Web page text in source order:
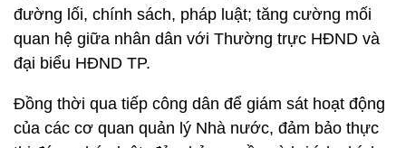
đường lối, chính sách, pháp luật; tăng cường mối
quan hệ giữa nhân dân với Thường trực HĐND và
đại biểu HĐND TP.
Đồng thời qua tiếp công dân để giám sát hoạt động
của các cơ quan quản lý Nhà nước, đảm bảo thực